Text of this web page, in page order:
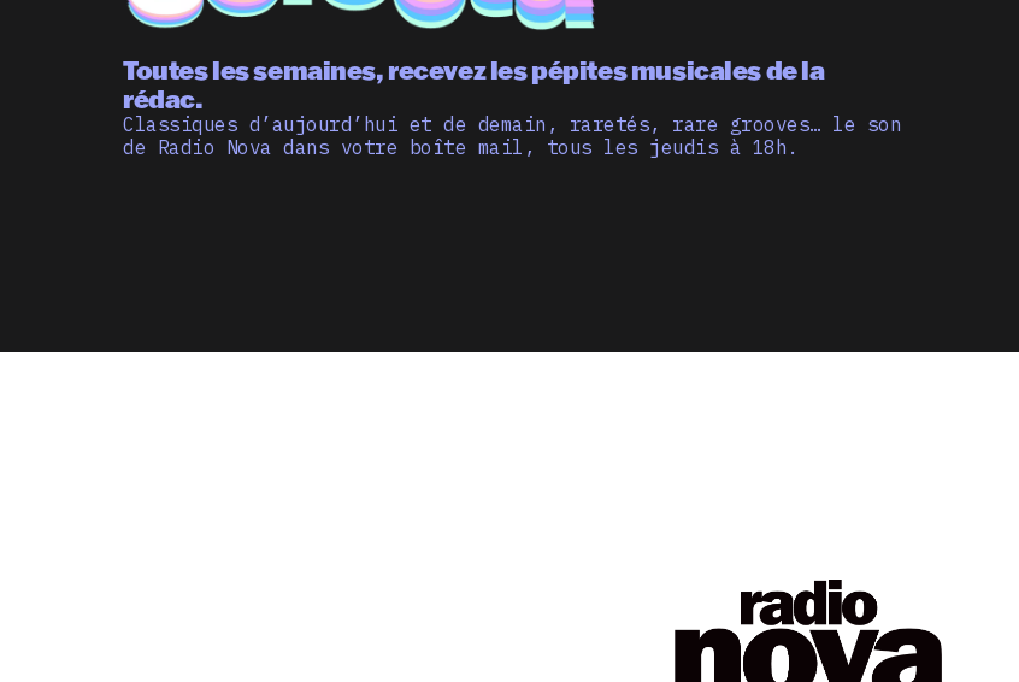
Toutes les semaines, recevez les pépites musicales de la
rédac.
Classiques d’aujourd’hui et de demain, raretés, rare grooves… le son
de Radio Nova dans votre boîte mail, tous les jeudis à 18h.